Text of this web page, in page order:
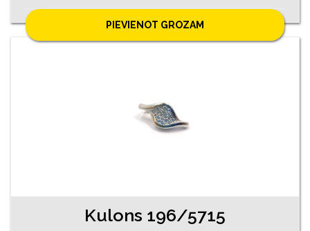
PIEVIENOT GROZAM
Kulons 196/5715